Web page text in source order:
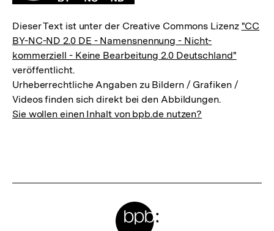
Dieser Text ist unter der Creative Commons Lizenz "CC
BY-NC-ND 2.0 DE - Namensnennung - Nicht-
kommerziell - Keine Bearbeitung 2.0 Deutschland"
veröffentlicht.
Urheberrechtliche Angaben zu Bildern / Grafiken /
Videos finden sich direkt bei den Abbildungen.
Sie wollen einen Inhalt von bpb.de nutzen?